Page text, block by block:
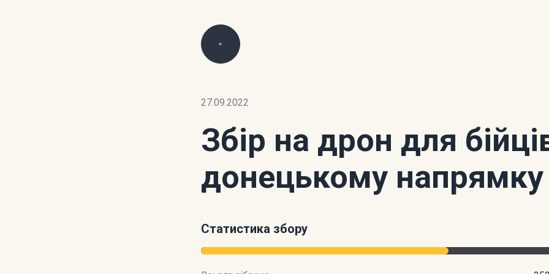
27.09.2022
Збір на дрон для
донецькому напрямку
Статистика збору